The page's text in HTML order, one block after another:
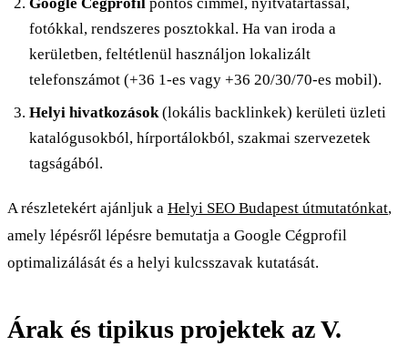
fotókkal, rendszeres posztokkal. Ha van iroda a
kerületben, feltétlenül használjon lokalizált
telefonszámot (+36 1-es vagy +36 20/30/70-es mobil).
Helyi hivatkozások (lokális backlinkek) kerületi üzleti
katalógusokból, hírportálokból, szakmai szervezetek
tagságából.
A részletekért ajánljuk a Helyi SEO Budapest útmutatónkat,
amely lépésről lépésre bemutatja a Google Cégprofil
optimalizálását és a helyi kulcsszavak kutatását.
Árak és tipikus projektek az V.